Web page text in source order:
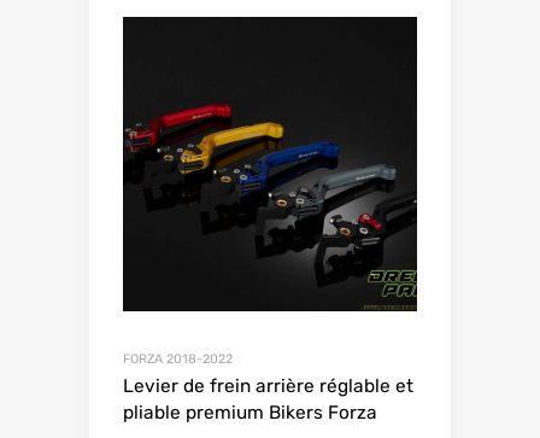
FORZA 2018-2022
Levier de frein arrière réglable et
pliable premium Bikers Forza